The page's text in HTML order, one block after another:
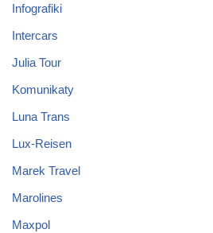
Infografiki
Intercars
Julia Tour
Komunikaty
Luna Trans
Lux-Reisen
Marek Travel
Marolines
Maxpol